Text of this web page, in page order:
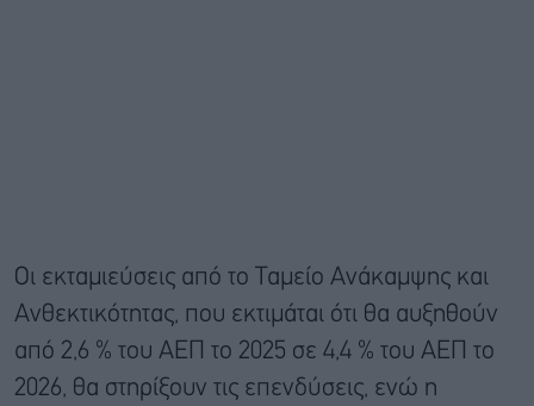
Οι εκταμιεύσεις από το Ταμείο Ανάκαμψης και
Ανθεκτικότητας, που εκτιμάται ότι θα αυξηθούν
από 2,6 % του ΑΕΠ το 2025 σε 4,4 % του ΑΕΠ το
2026, θα στηρίξουν τις επενδύσεις, ενώ η